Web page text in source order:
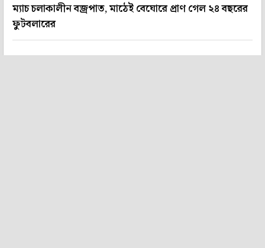
ম্যাচ চলাকালীন বজ্রপাত, মাঠেই বেঘোরে প্রাণ গেল ২৪ বছরের
ফুটবলারের